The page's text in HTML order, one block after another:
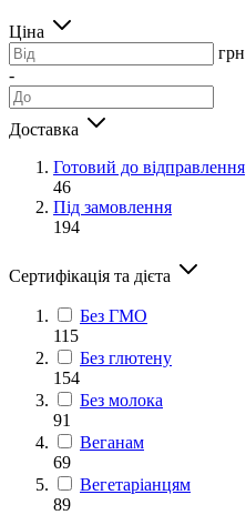
Ціна
грн
-
Доставка
Готовий до відправлення
46
Під замовлення
194
Сертифікація та дієта
Без ГМО
115
Без глютену
154
Без молока
91
Веганам
69
Вегетаріанцям
89